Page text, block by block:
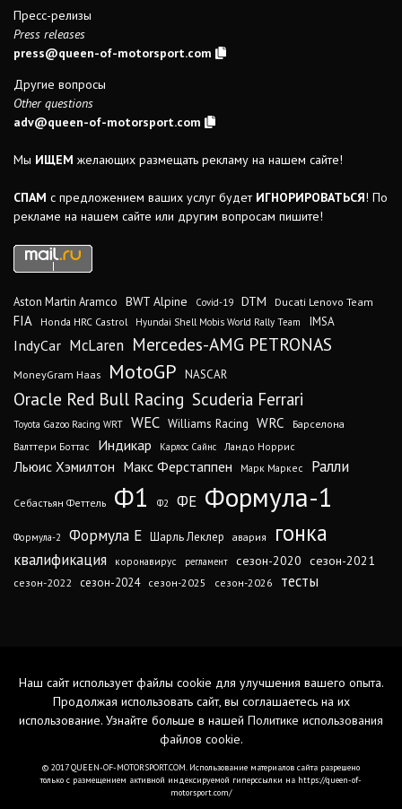
Пресс-релизы
Press releases
press@queen-of-motorsport.com
Другие вопросы
Other questions
adv@queen-of-motorsport.com
Мы ИЩЕМ желающих размещать рекламу на нашем сайте!
СПАМ с предложением ваших услуг будет ИГНОРИРОВАТЬСЯ! По
рекламе на нашем сайте или другим вопросам пишите!
Aston Martin Aramco BWT Alpine Covid-19 DTM Ducati Lenovo Team
FIA Honda HRC Castrol Hyundai Shell Mobis World Rally Team IMSA
IndyCar McLaren Mercedes-AMG PETRONAS
MoneyGram Haas MotoGP NASCAR
Oracle Red Bull Racing Scuderia Ferrari
Toyota Gazoo Racing WRT WEC Williams Racing WRC
Барселона
Валттери Боттас
Индикар Карлос Сайнс Ландо Норрис
Льюис Хэмилтон Макс Ферстаппен Марк Маркес Ралли
Себастьян Феттель Ф1 Ф2 ФЕ Формула-1
Формула-2 Формула Е Шарль Леклер авария гонка
квалификация коронавирус регламент сезон-2020 сезон-2021
сезон-2022 сезон-2024 сезон-2025 сезон-2026 тесты
Наш сайт использует файлы cookie для улучшения вашего опыта.
Продолжая использовать сайт, вы соглашаетесь на их
использование. Узнайте больше в нашей Политике использования
файлов cookie.
© 2017 QUEEN-OF-MOTORSPORT.COM. Использование материалов сайта разрешено
только с размещением активной индексируемой гиперссылки на https://queen-of-
motorsport.com/